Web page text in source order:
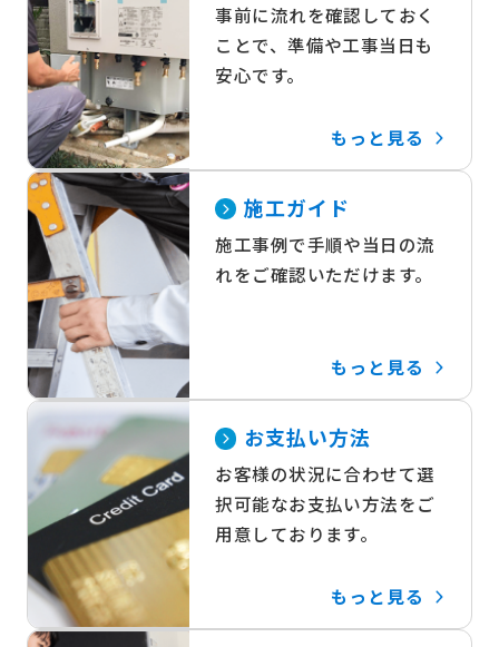
事前に流れを確認しておく
ことで、準備や工事当日も
安心です。
もっと見る
施工ガイド
施工事例で手順や当日の流
れをご確認いただけます。
もっと見る
お支払い方法
お客様の状況に合わせて選
択可能なお支払い方法をご
用意しております。
もっと見る